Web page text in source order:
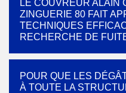
LE COUVREUR ALAIN
ZINGUERIE 80 FAIT
TECHNIQUES
RECHERCHE DE
POUR QUE LES
À TOUTE LA